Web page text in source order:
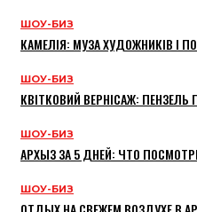
ШОУ-БИЗ
КАМЕЛІЯ: МУЗА ХУДОЖНИКІВ І
ШОУ-БИЗ
КВІТКОВИЙ ВЕРНІСАЖ:
ШОУ-БИЗ
АРХЫЗ ЗА 5 ДНЕЙ: ЧТО
ШОУ-БИЗ